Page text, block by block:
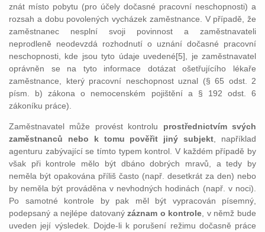
znát místo pobytu (pro účely dočasné pracovní neschopnosti) a
rozsah a dobu povolených vycházek zaměstnance. V případě, že
zaměstnanec nesplní svoji povinnost a zaměstnavateli
neprodleně neodevzdá rozhodnutí o uznání dočasné pracovní
neschopnosti, kde jsou tyto údaje uvedené[5], je zaměstnavatel
oprávněn se na tyto informace dotázat ošetřujícího lékaře
zaměstnance, který pracovní neschopnost uznal (§ 65 odst. 2
písm. b) zákona o nemocenském pojištění a § 192 odst. 6
zákoníku práce).
Zaměstnavatel může provést kontrolu prostřednictvím svých
zaměstnanců nebo k tomu pověřit jiný subjekt , například
agenturu zabývající se tímto typem kontrol. V každém případě by
však při kontrole mělo být dbáno dobrých mravů, a tedy by
neměla být opakována příliš často (např. desetkrát za den) nebo
by neměla být prováděna v nevhodných hodinách (např. v noci).
Po samotné kontrole by pak měl být vypracován písemný,
podepsaný a nejlépe datovanýzáznam o kontrole , v němž bude
uveden její výsledek. Dojde-li k porušení režimu dočasně práce